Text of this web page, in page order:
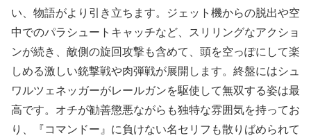
い、物語がより引き立ちます。ジェット機からの脱出や空
中でのパラシュートキャッチなど、スリリングなアクショ
ンが続き、敵側の旋回攻撃も含めて、頭を空っぽにして楽
しめる激しい銃撃戦や肉弾戦が展開します。終盤にはシュ
ワルツェネッガーがレールガンを駆使して無双する姿は最
高です。オチが勧善懲悪ながらも独特な雰囲気を持ってお
り、『コマンドー』に負けない名セリフも散りばめられて